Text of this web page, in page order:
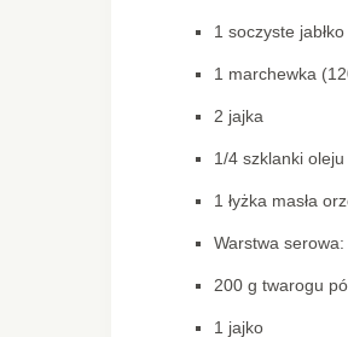
1 soczyste
1 marchewka
2 jajka
1/4 szklanki
1 łyżka masła
Warstwa serowa:
200 g twarogu
1 jajko